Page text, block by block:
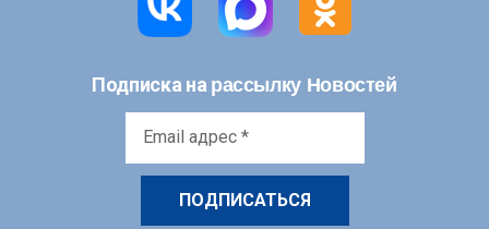
Подписка на рассылку Новостей